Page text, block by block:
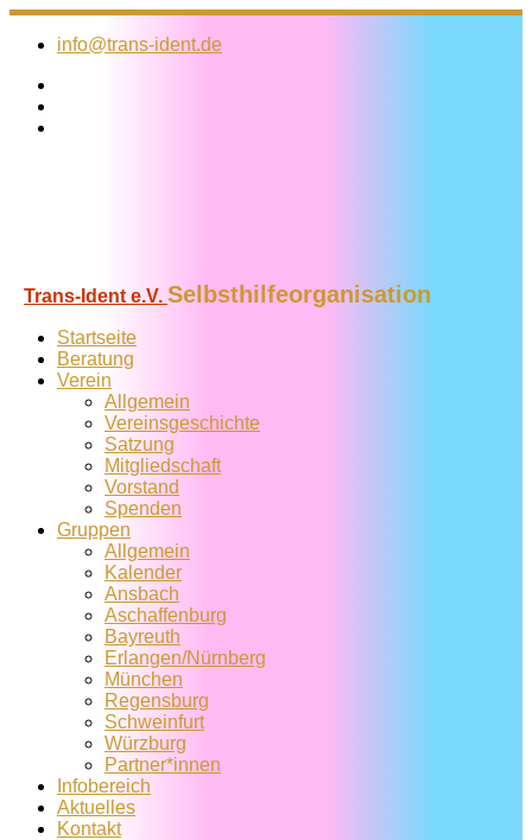
Zum
Inhalt
info@trans-ident.de
Trans-Ident e.V. Selbsthilfeorganisation
Startseite
Beratung
Verein
Allgemein
Vereins­geschichte
Satzung
Mitglied­schaft
Vorstand
Spenden
Gruppen
Allgemein
Kalender
Ansbach
Aschaffenburg
Bayreuth
Erlangen/Nürnberg
München
Regensburg
Schweinfurt
Würzburg
Partner*innen
Infobereich
Aktuelles
Kontakt